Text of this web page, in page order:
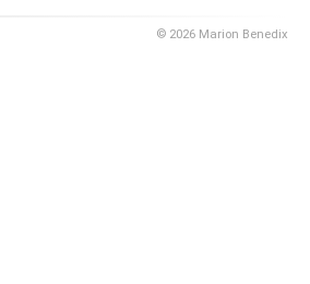
© 2026 Marion Benedix